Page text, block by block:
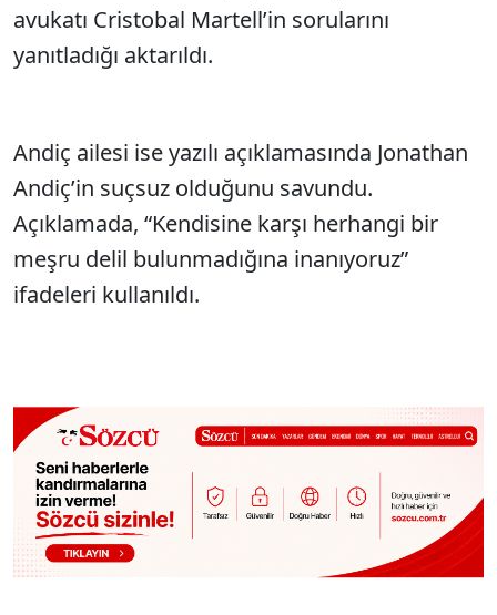
avukatı Cristobal Martell’in sorularını
yanıtladığı aktarıldı.
Andiç ailesi ise yazılı açıklamasında Jonathan
Andiç’in suçsuz olduğunu savundu.
Açıklamada, “Kendisine karşı herhangi bir
meşru delil bulunmadığına inanıyoruz”
ifadeleri kullanıldı.